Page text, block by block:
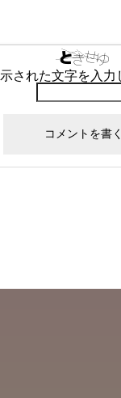
示された文字を入力